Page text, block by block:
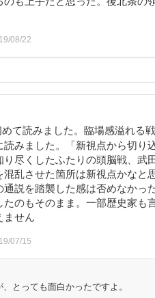
08/22
て読みました。臨場感溢れる
みました。「新視点から切り
尽くしたふたりの頭脳戦、武
乱させた箇所は新視点かなと
説を踏襲した感は否めなかっ
のもそのまま。一部歴史家も
ません
07/15
とっても面白かったですよ。